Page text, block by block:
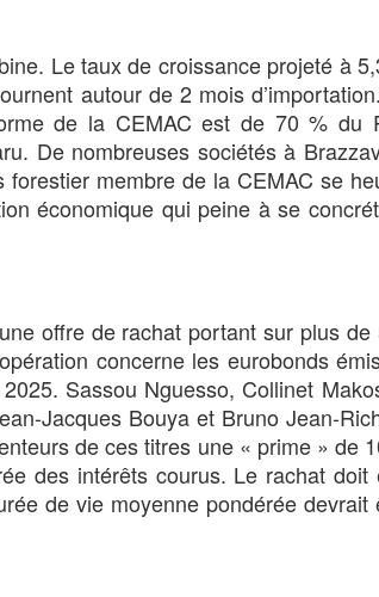
Le taux de croissance projeté à
autour de 2 mois
de la CEMAC est de 70 % du
De nombreuses sociétés à
membre de la CEMAC se
économique qui peine à se
offre de rachat portant sur plus de
concerne les eurobonds
Sassou Nguesso, Collinet
Jacques Bouya et Bruno Jean-
de ces titres une « prime » de
des intérêts courus. Le rachat doit
de vie moyenne pondérée devrait